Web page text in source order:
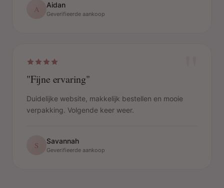
A Aidan
Geverifieerde aankoop
"Fijne ervaring"
Duidelijke website, makkelijk bestellen en mooie
verpakking. Volgende keer weer.
S Savannah
Geverifieerde aankoop